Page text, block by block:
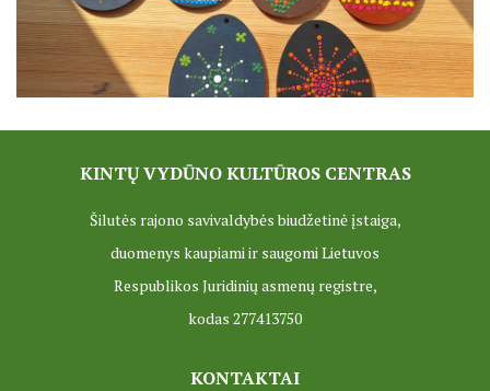
ES Projektas GENIUS LOCI. Tarptautinis muziejų projektas
Projektai
KINTŲ VYDŪNO KULTŪROS CENTRAS
Šilutės rajono savivaldybės biudžetinė įstaiga,
duomenys kaupiami ir saugomi Lietuvos
Respublikos Juridinių asmenų registre,
kodas 277413750
KONTAKTAI